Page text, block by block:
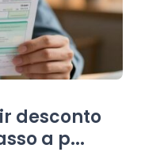
desconto
a p...